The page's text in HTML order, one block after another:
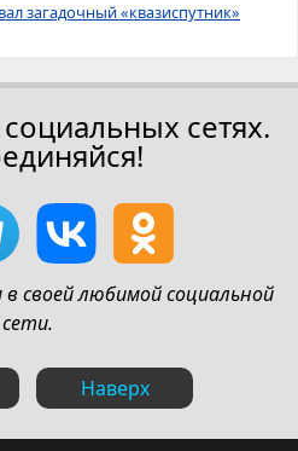
загадочный «квазиспутник»
сетях.
своей любимой социальной
сети.
Наверх